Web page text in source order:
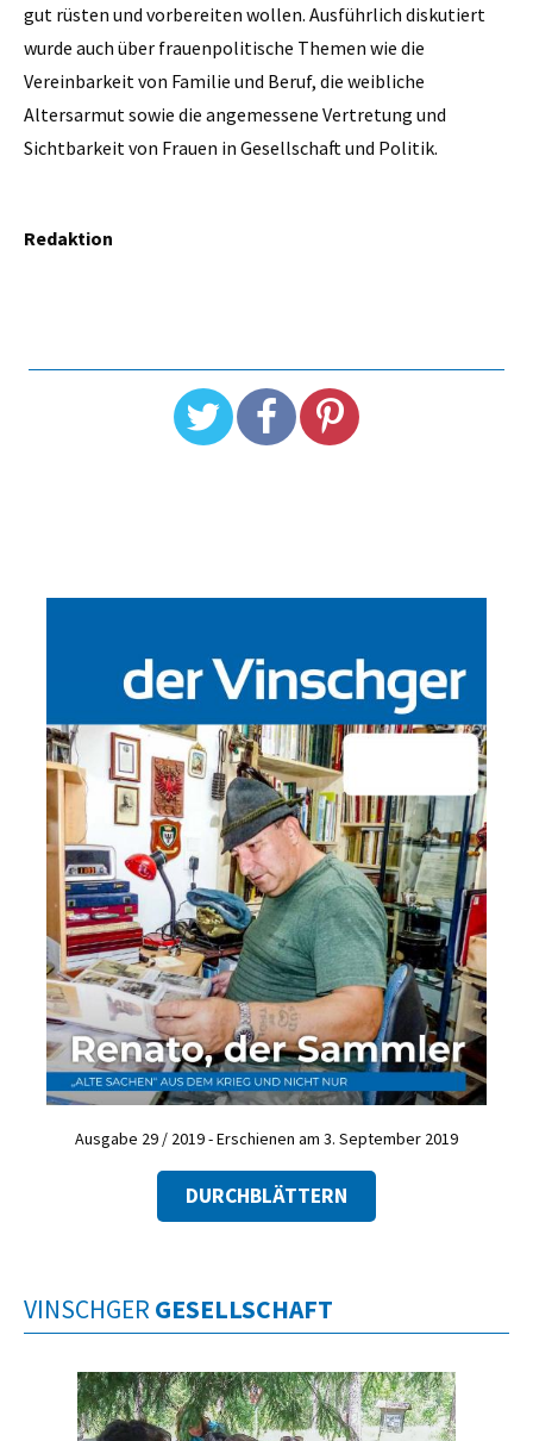
gut rüsten und vorbereiten wollen. Ausführlich diskutiert
wurde auch über frauenpolitische Themen wie die
Vereinbarkeit von Familie und Beruf, die weibliche
Altersarmut sowie die angemessene Vertretung und
Sichtbarkeit von Frauen in Gesellschaft und Politik.
Redaktion
Ausgabe 29 / 2019 - Erschienen am 3. September 2019
DURCHBLÄTTERN
VINSCHGER GESELLSCHAFT